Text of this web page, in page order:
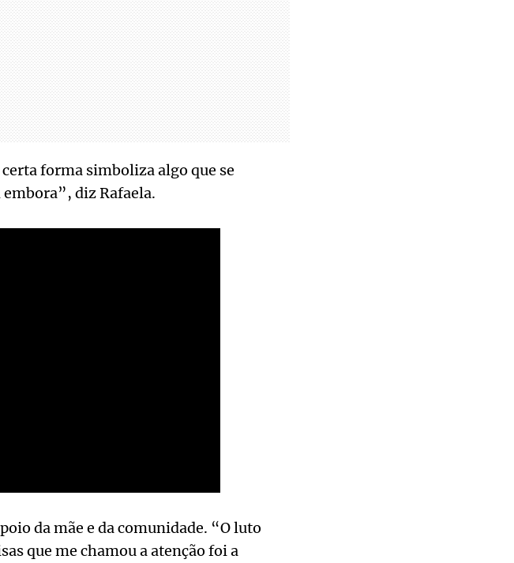
forma simboliza algo que se
diz Rafaela.
da mãe e da comunidade. “O luto
que me chamou a atenção foi a